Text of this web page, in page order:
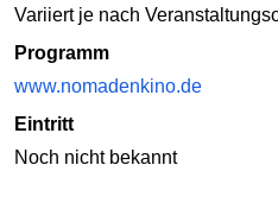
Variiert je nach
Programm
www.nomadenkino.de
Eintritt
Noch nicht bekannt